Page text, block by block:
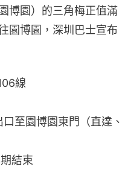
博園）的三角梅正值滿
園博園，深圳巴士宣布
線
至園博園東門（直達、
結束